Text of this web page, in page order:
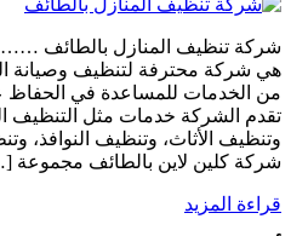
شركة تنظيف المنازل بالطائف
هي شركة محترفة لتنظيف وصيانة
من الخدمات للمساعدة في الحفاظ
تقدم الشركة خدمات مثل التنظيف
وتنظيف الأثاث، وتنظيف النوافذ،
شركة كلين لاين بالطائف مجموعة
قراءة المزيد